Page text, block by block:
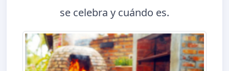
se celebra y cuándo es.